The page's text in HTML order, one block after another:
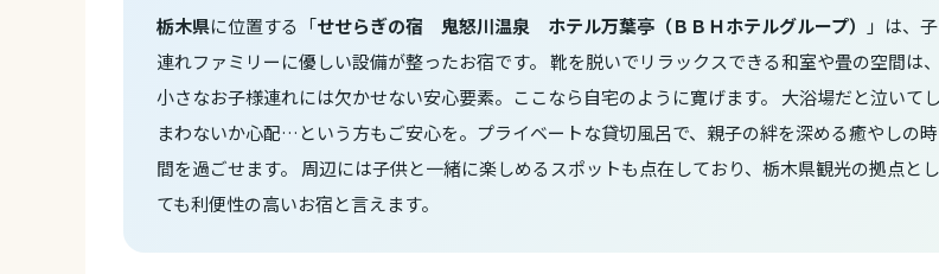
栃木県に位置する「せせらぎの宿 鬼怒川温泉 ホテル万葉亭（ＢＢＨホテルグループ）
」は、子
連れファミリーに優しい設備が整ったお宿です。 靴を脱いでリラックスできる和室や畳の空間は、
小さなお子様連れには欠かせない安心要素。ここなら自宅のように寛げます。 大浴場だと泣いてし
まわないか心配…という方もご安心を。プライベートな貸切風呂で、親子の絆を深める癒やしの時
間を過ごせます。 周辺には子供と一緒に楽しめるスポットも点在しており、栃木県観光の拠点とし
ても利便性の高いお宿と言えます。